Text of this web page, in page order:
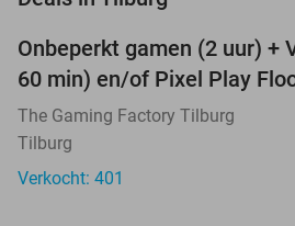
Onbeperkt gamen (2 uur) +
60 min) en/of Pixel Play
The Gaming Factory Tilburg
Tilburg
Verkocht: 401